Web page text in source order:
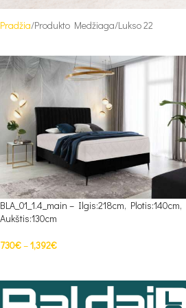
Pradžia Produkto Medžiaga Lukso 22
BLA_01_1.4_main – Ilgis:218cm, Plotis:140cm,
Aukštis:130cm
730€–1,392€